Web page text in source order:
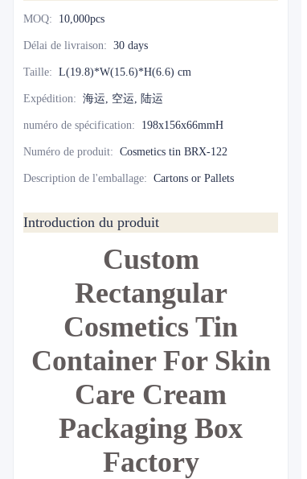
MOQ: 10,000pcs
Délai de livraison: 30 days
Taille: L(19.8)*W(15.6)*H(6.6) cm
Expédition: 海运, 空运, 陆运
numéro de spécification: 198x156x66mmH
Numéro de produit: Cosmetics tin BRX-122
Description de l'emballage: Cartons or Pallets
Introduction du produit
Custom
Rectangular
Cosmetics Tin
Container For Skin
Care Cream
Packaging Box
Factory